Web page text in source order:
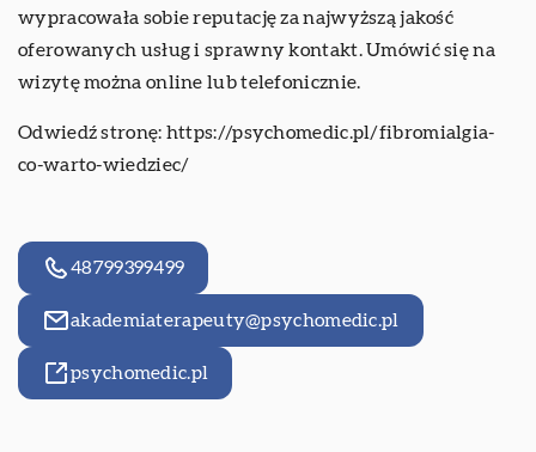
wypracowała sobie reputację za najwyższą jakość
oferowanych usług i sprawny kontakt. Umówić się na
wizytę można online lub telefonicznie.
Odwiedź stronę: https://psychomedic.pl/fibromialgia-
co-warto-wiedziec/
48799399499
akademiaterapeuty@psychomedic.pl
psychomedic.pl